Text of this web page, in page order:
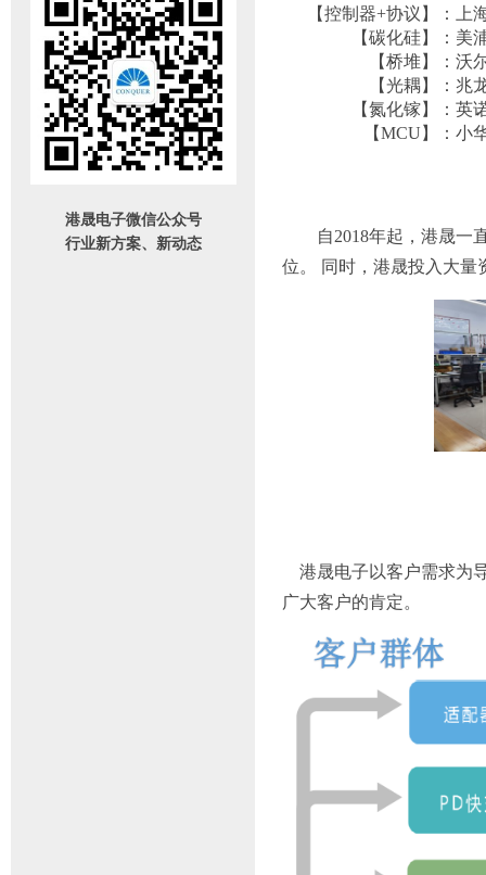
港晟电子微信公众号
行业新方案、新动态
【控制器+协议】：
上
【碳化硅】： 美
【桥堆】： 沃
【光耦】： 兆
【氮化镓】： 英
【MCU】： 小
自2018年起，港晟一直
位。 同时，港晟投入大量
港晟电子以客户需求为
广大客户的肯定。